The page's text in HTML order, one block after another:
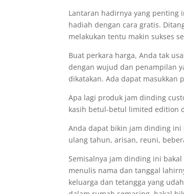
Lantaran hadirnya yang penting
hadiah dengan cara gratis.
melakukan tentu makin sukses
Buat perkara harga, Anda tak
dengan wujud dan penampilan
dikatakan. Ada dapat masukkan
Apa lagi produk jam dinding
kasih betul-betul limited edition
Anda dapat bikin jam dinding ini
ulang tahun, arisan, reuni,
Semisalnya jam dinding ini
menulis nama dan tanggal
keluarga dan tetangga yang